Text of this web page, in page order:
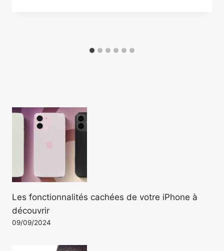
Les fonctionnalités cachées de votre iPhone à
découvrir
09/09/2024